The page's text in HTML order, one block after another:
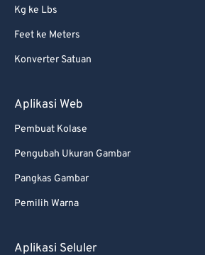
Kg ke Lbs
Feet ke Meters
Konverter Satuan
Aplikasi Web
Pembuat Kolase
Pengubah Ukuran Gambar
Pangkas Gambar
Pemilih Warna
Aplikasi Seluler